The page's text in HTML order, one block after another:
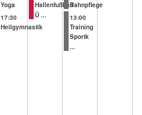
Yoga
17:30
Heilgymnastik
Hallenfußball
Ü ...
Bahnpflege
13:00
Training
Sportk
...